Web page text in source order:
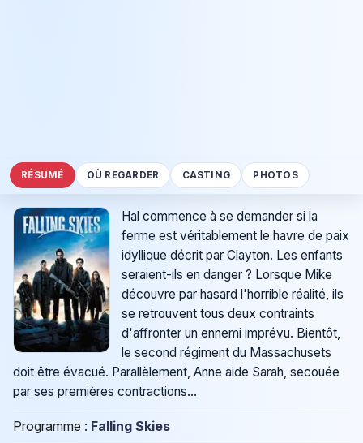
RÉSUMÉ OÙ REGARDER CASTING PHOTOS
Hal commence à se demander si la
ferme est véritablement le havre de paix
idyllique décrit par Clayton. Les enfants
seraient-ils en danger ? Lorsque Mike
découvre par hasard l'horrible réalité, ils
se retrouvent tous deux contraints
d'affronter un ennemi imprévu. Bientôt,
le second régiment du Massachusets
doit être évacué. Parallèlement, Anne aide Sarah, secouée
par ses premières contractions...
Programme : Falling Skies